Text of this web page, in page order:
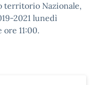
territorio Nazionale,
2021 lunedì
11:00.